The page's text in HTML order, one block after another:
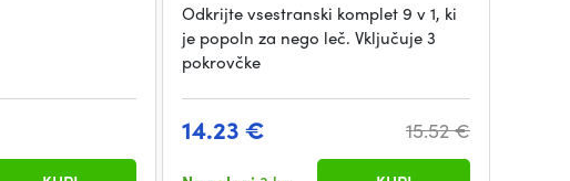
Odkrijte vsestranski komplet 9 v 1, ki
je popoln za nego leč. Vključuje 3
pokrovčke
14.23 € 15.52 €